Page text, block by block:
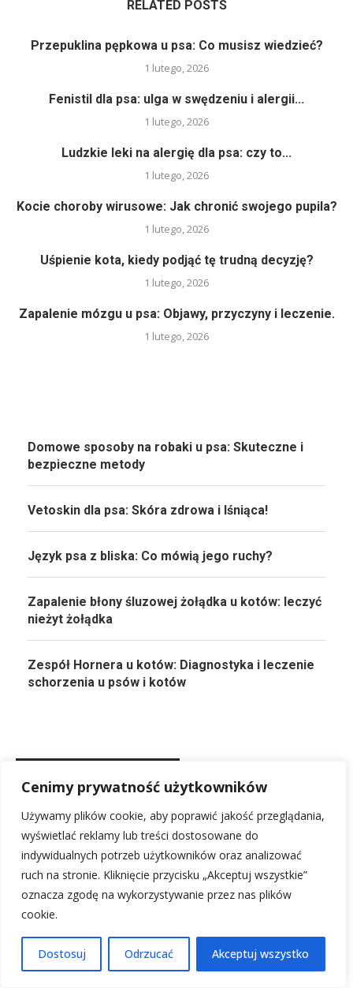
Cenimy prywatność użytkowników
Używamy plików cookie, aby poprawić jakość przeglądania,
wyświetlać reklamy lub treści dostosowane do
indywidualnych potrzeb użytkowników oraz analizować
ruch na stronie. Kliknięcie przycisku „Akceptuj wszystkie”
oznacza zgodę na wykorzystywanie przez nas plików
cookie.
Dostosuj Odrzucać Akceptuj wszystko
RELATED POSTS
Przepuklina pępkowa u psa: Co musisz wiedzieć?
1 lutego, 2026
Fenistil dla psa: ulga w swędzeniu i alergii...
1 lutego, 2026
Ludzkie leki na alergię dla psa: czy to...
1 lutego, 2026
Kocie choroby wirusowe: Jak chronić swojego pupila?
1 lutego, 2026
Uśpienie kota, kiedy podjąć tę trudną decyzję?
1 lutego, 2026
Zapalenie mózgu u psa: Objawy, przyczyny i leczenie.
1 lutego, 2026
Domowe sposoby na robaki u psa: Skuteczne i
bezpieczne metody
Vetoskin dla psa: Skóra zdrowa i lśniąca!
Język psa z bliska: Co mówią jego ruchy?
Zapalenie błony śluzowej żołądka u kotów: leczyć
nieżyt żołądka
Zespół Hornera u kotów: Diagnostyka i leczenie
schorzenia u psów i kotów
Sen o wojnie: Sennik ostrzega przed strasznym
snem
9 lutego, 2026
pupilowi
1 lutego, 2026